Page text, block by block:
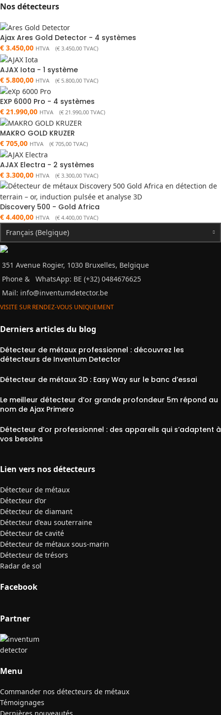
Nos détecteurs
Ajax Ares Gold Detector - 4 systèmes
€ 3.450,00 HTVA (€ 3.450,00 TVAC)
AJAX Iota - 1 système
€ 5.800,00 HTVA (€ 5.800,00 TVAC)
EXP 6000 Pro - 4 systèmes
€ 21.990,00 HTVA (€ 21.990,00 TVAC)
MAKRO GOLD KRUZER
€ 705,00 HTVA (€ 705,00 TVAC)
AJAX Electra - 2 systèmes
€ 3.300,00 HTVA (€ 3.300,00 TVAC)
Discovery 500 - Gold Africa
€ 4.400,00 HTVA (€ 4.400,00 TVAC)
Français (Belgique)
351 Avenue Rogier, 1030 Bruxelles, Belgique
Phone &
WhatsApp: BE (+32) 0484676625
Mail: info@inventumdetector.be
VISITE SUR RENDEZ-VOUS UNIQUEMENT
Derniers articles du blog
Détecteur de métaux professionnel : découvrez les
détecteurs de Inventum Detector
Détecteur de métaux 3D : Easy Way sur le banc d’essai
Le meilleur détecteur d’or grande profondeur 5m répond au
nom de Ajax Primero
Détecteur d’or professionnel : des appareils qui s’adaptent à
vos besoins
Lien vers nos détecteurs
Détecteur de métaux
Détecteur d’or
Détecteur de diamant
Détecteur d’eau souterraine
Détecteur de cavité
Détecteur de métaux sous-marin
Détecteur de trésors
Radar de sol
Facebook
Partner
Menu
Commander nos détecteurs de métaux
Témoignages